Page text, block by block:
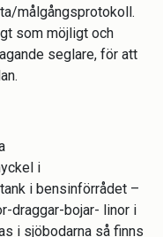
målgångsprotokoll.
som möjligt och
seglare, för att
i
i bensinförrådet –
draggar-bojar- linor i
i sjöbodarna så finns